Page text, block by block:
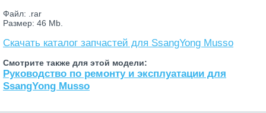
Файл: .rar
Размер: 46 Mb.
Скачать каталог запчастей для SsangYong Musso
Смотрите также для этой модели:
Руководство по ремонту и эксплуатации для
SsangYong Musso